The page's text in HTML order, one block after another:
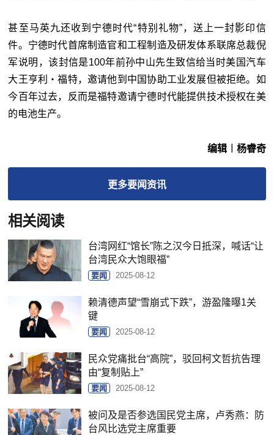
甚至马英九还收到宁德时代“特别礼物”，送上一封影印信
件。宁德时代首席制造官和工程制造及研发体系联席总裁倪
军说明，该封信是100年前孙中山先生致信给当时美国汽车
大王亨利‧福特，邀请他到中国协助工业发展但被拒绝。如
今百年过去，反而是福特邀请宁德时代能提供技术授权在美
的电池生产。
编辑︱杨睿奇
更多要闻资讯
相关阅读
台湾网红“馆长”陈之汉今日抵深，喊话“让
台湾民众大饱眼福”
要闻 2025-08-12
赖清德声望“雪崩式下跌”，游盈隆曝1关
键
要闻 2025-08-12
民众党痛批台“高院”，驳回柯文哲抗告理
由“复制贴上”
要闻 2025-08-12
被问及是否参选国民党主席，卢秀燕：防
台风比选党主席重要